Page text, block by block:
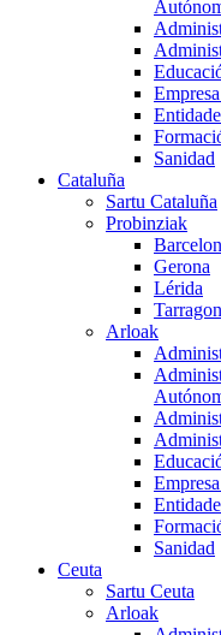
Sanidad
Cataluña
Sartu Cataluña
Probinziak
Gerona
Lérida
Arloak
Sanidad
Ceuta
Sartu Ceuta
Arloak